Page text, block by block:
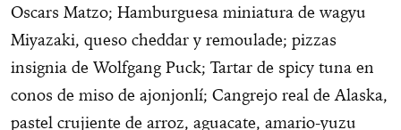
Oscars Matzo; Hamburguesa miniatura de wagyu
Miyazaki, queso cheddar y remoulade; pizzas
insignia de Wolfgang Puck; Tartar de spicy tuna en
conos de miso de ajonjonlí; Cangrejo real de Alaska,
pastel crujiente de arroz, aguacate, amario-yuzu